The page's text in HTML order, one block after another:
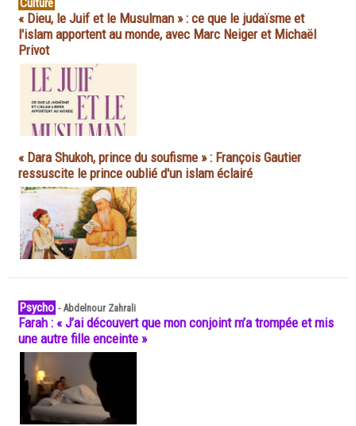
Culture
« Dieu, le Juif et le Musulman » : ce que le judaïsme et
l'islam apportent au monde, avec Marc Neiger et Michaël
Privot
« Dara Shukoh, prince du soufisme » : François Gautier
ressuscite le prince oublié d'un islam éclairé
Psycho -Abdelnour Zahrali
Farah : « J’ai découvert que mon conjoint m’a trompée et mis
une autre fille enceinte »